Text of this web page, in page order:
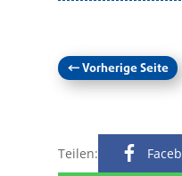
←Vorherige Seite
Teilen: